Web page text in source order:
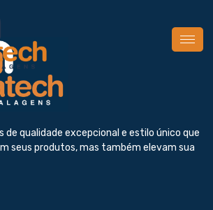
de qualidade excepcional e estilo único que
seus produtos, mas também elevam sua